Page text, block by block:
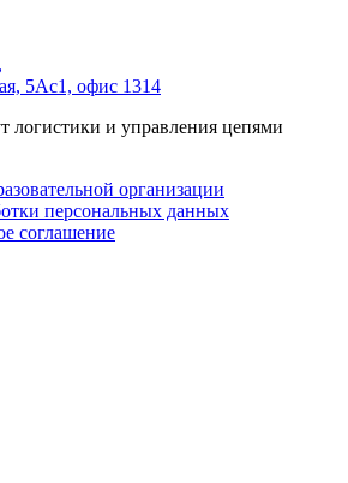
5Ас1, офис 1314
логистики и управления цепями
организации
персональных данных
соглашение